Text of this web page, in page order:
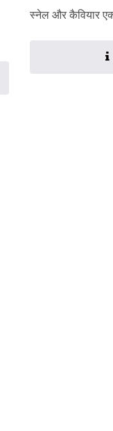
स्नेल और कैवियार